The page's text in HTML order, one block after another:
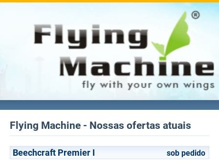
Flying Machine - Nossas ofertas atuais
Beechcraft Premier I sob pedido